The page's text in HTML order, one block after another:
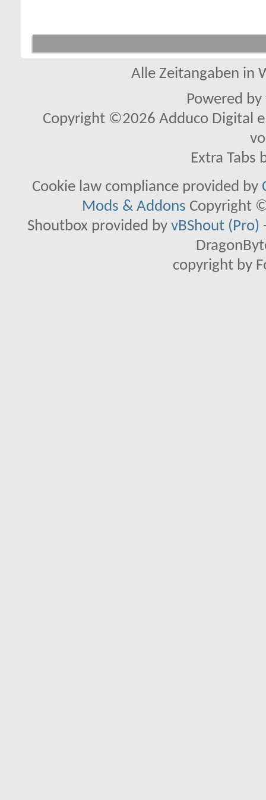
Alle Zeitangaben in
Powered by
Copyright ©2026 Adduco Digital
Extra Tabs
Cookie law compliance provided by
Mods & Addons Copyright
Shoutbox provided by vBShout (Pro)
copyright by